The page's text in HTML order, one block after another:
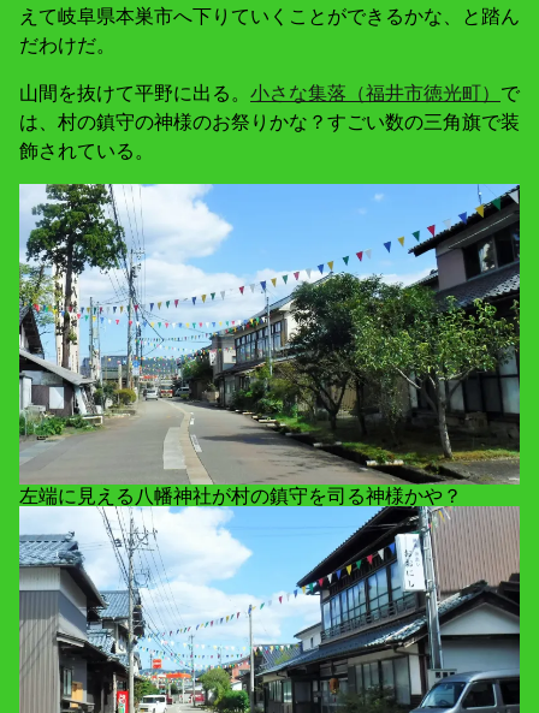
えて岐阜県本巣市へ下りていくことができるかな、と踏ん
だわけだ。
山間を抜けて平野に出る。 小さな集落（福井市徳光町） で
は、村の鎮守の神様のお祭りかな？すごい数の三角旗で装
飾されている。
左端に見える八幡神社が村の鎮守を司る神様かや？